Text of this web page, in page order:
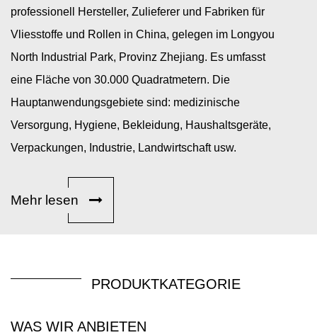
professionell
Hersteller, Zulieferer und Fabriken für
Vliesstoffe und Rollen in China, gelegen im Longyou
North Industrial Park, Provinz Zhejiang. Es umfasst
eine Fläche von 30.000 Quadratmetern. Die
Hauptanwendungsgebiete sind: medizinische
Versorgung, Hygiene, Bekleidung, Haushaltsgeräte,
Verpackungen, Industrie, Landwirtschaft usw.
Mehr lesen
PRODUKTKATEGORIE
WAS WIR ANBIETEN